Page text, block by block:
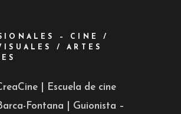
– CINE /
/ ARTES
| Escuela de cine
Fontana | Guionista –